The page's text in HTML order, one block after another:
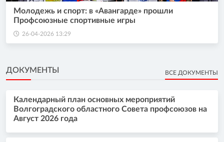
Молодежь и спорт: в «Авангарде» прошли
Профсоюзные спортивные игры
26-04-2026 13:29
ДОКУМЕНТЫ ВСЕ ДОКУМЕНТЫ
Календарный план основных мероприятий
Волгоградского областного Совета профсоюзов на
Август 2026 года